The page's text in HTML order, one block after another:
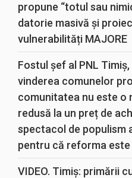
propune “totul sau
datorie masivă și
vulnerabilități MAJORE
Fostul șef al PNL
vinderea comunelor
comunitatea nu este o
redusă la un preț de
spectacol de populism
pentru că reforma este
VIDEO. Timiș: primării